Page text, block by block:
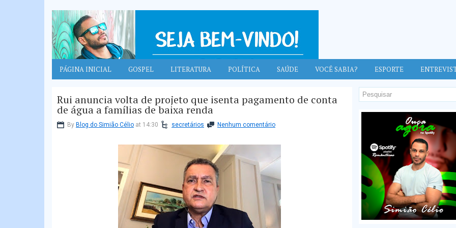
PÁGINA INICIAL GOSPEL LITERATURA POLÍTICA SAÚDE VOCÊ SABIA? ESPORTE
Rui anuncia volta de projeto que isenta pagamento de conta
de água a famílias de baixa renda
By Blog do Simião Célio at 14:30 secretários Nenhum comentário